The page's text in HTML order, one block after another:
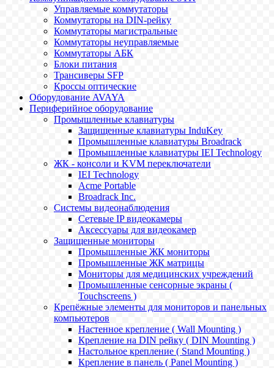
Управляемые коммутаторы
Коммутаторы на DIN-рейку
Коммутаторы магистральные
Коммутаторы неуправляемые
Коммутаторы АБК
Блоки питания
Трансиверы SFP
Кроссы оптические
Оборудование AVAYA
Периферийное оборудование
Промышленные клавиатуры
Защищенные клавиатуры InduKey
Промышленные клавиатуры Broadrack
Промышленные клавиатуры IEI Technology
ЖК - консоли и KVM переключатели
IEI Technology
Acme Portable
Broadrack Inc.
Системы видеонаблюдения
Сетевые IP видеокамеры
Аксессуары для видеокамер
Защищенные мониторы
Промышленные ЖК мониторы
Промышленные ЖК матрицы
Мониторы для медицинских учреждений
Промышленные сенсорные экраны (
Touchscreens )
Крепёжные элементы для мониторов и панельных
компьютеров
Настенное крепление ( Wall Mounting )
Крепление на DIN рейку ( DIN Mounting )
Настольное крепление ( Stand Mounting )
Крепление в панель ( Panel Mounting )